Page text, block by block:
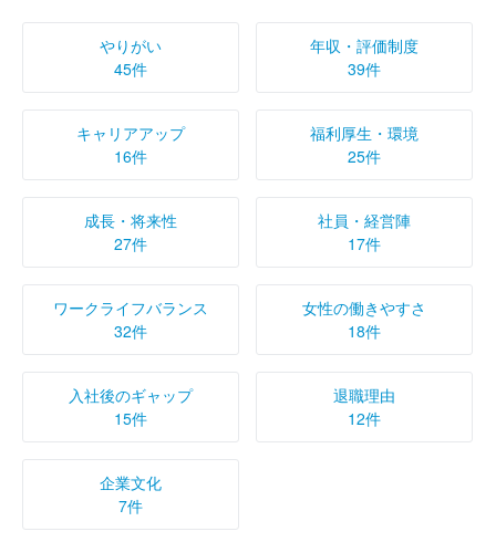
やりがい
45件
年収・評価制度
39件
キャリアアップ
16件
福利厚生・環境
25件
成長・将来性
27件
社員・経営陣
17件
ワークライフバランス
32件
女性の働きやすさ
18件
入社後のギャップ
15件
退職理由
12件
企業文化
7件